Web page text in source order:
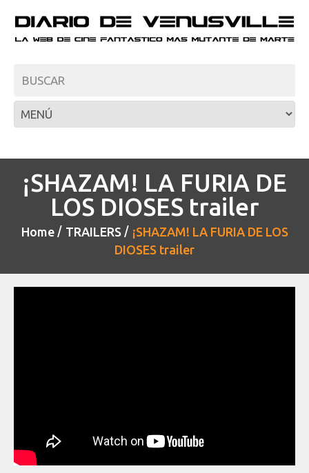
¡SHAZAM! LA FURIA DE
LOS DIOSES trailer
Home TRAILERS
¡SHAZAM! LA FURIA DE LOS
DIOSES trailer